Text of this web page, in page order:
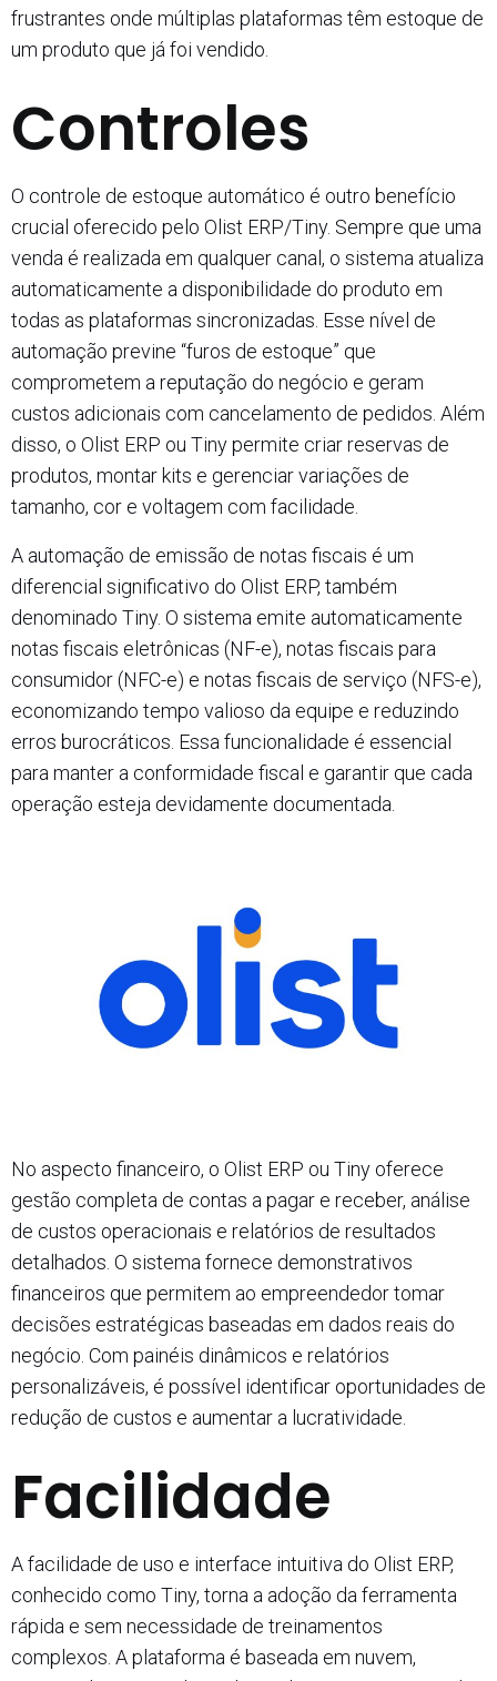
frustrantes onde múltiplas plataformas têm estoque de
um produto que já foi vendido.​
Controles
O controle de estoque automático é outro benefício
crucial oferecido pelo Olist ERP/Tiny. Sempre que uma
venda é realizada em qualquer canal, o sistema atualiza
automaticamente a disponibilidade do produto em
todas as plataformas sincronizadas. Esse nível de
automação previne “furos de estoque” que
comprometem a reputação do negócio e geram
custos adicionais com cancelamento de pedidos. Além
disso, o Olist ERP ou Tiny permite criar reservas de
produtos, montar kits e gerenciar variações de
tamanho, cor e voltagem com facilidade.​
A automação de emissão de notas fiscais é um
diferencial significativo do Olist ERP, também
denominado Tiny. O sistema emite automaticamente
notas fiscais eletrônicas (NF-e), notas fiscais para
consumidor (NFC-e) e notas fiscais de serviço (NFS-e),
economizando tempo valioso da equipe e reduzindo
erros burocráticos. Essa funcionalidade é essencial
para manter a conformidade fiscal e garantir que cada
operação esteja devidamente documentada.​
No aspecto financeiro, o Olist ERP ou Tiny oferece
gestão completa de contas a pagar e receber, análise
de custos operacionais e relatórios de resultados
detalhados. O sistema fornece demonstrativos
financeiros que permitem ao empreendedor tomar
decisões estratégicas baseadas em dados reais do
negócio. Com painéis dinâmicos e relatórios
personalizáveis, é possível identificar oportunidades de
redução de custos e aumentar a lucratividade.​
Facilidade
A facilidade de uso e interface intuitiva do Olist ERP,
conhecido como Tiny, torna a adoção da ferramenta
rápida e sem necessidade de treinamentos
complexos. A plataforma é baseada em nuvem,